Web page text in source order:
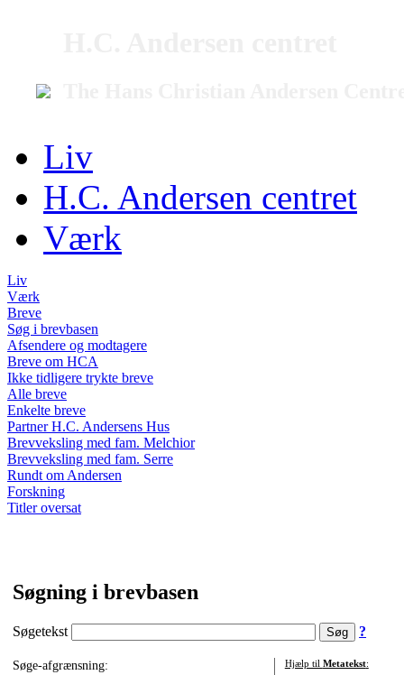
Liv
H.C. Andersen centret
Værk
Liv
Værk
Breve
Søg i brevbasen
Afsendere og modtagere
Breve om HCA
Ikke tidligere trykte breve
Alle breve
Enkelte breve
Partner H.C. Andersens Hus
Brevveksling med fam. Melchior
Brevveksling med fam. Serre
Rundt om Andersen
Forskning
Titler oversat
Søgning i brevbasen
Søgetekst ?
Søge-afgrænsning:
Hjælp til Metatekst: